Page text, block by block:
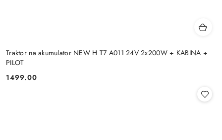
Traktor na akumulator NEW H T7 A011 24V 2x200W + KABINA +
PILOT
Cena:
1499.00